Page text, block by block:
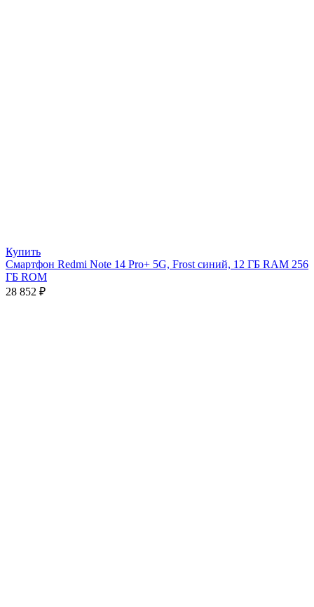
Купить
Смартфон Redmi Note 14 Pro+ 5G, Frost синий, 12 ГБ RAM 256
ГБ ROM
28 852 ₽